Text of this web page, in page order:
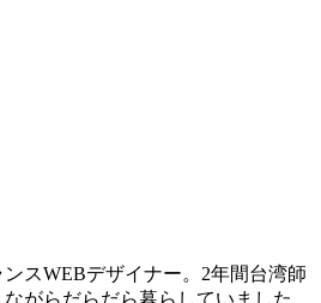
スWEBデザイナー。2年間台湾師
がらだらだら暮らしていました。